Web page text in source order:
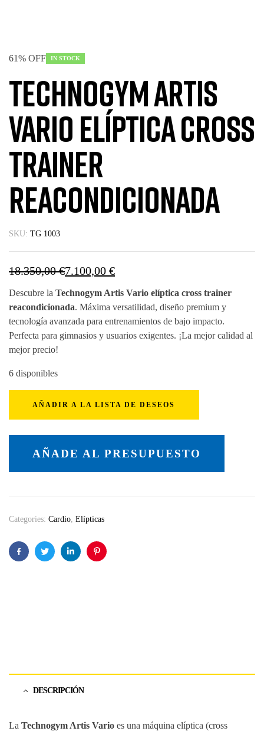
61% OFF IN STOCK
Technogym Artis
Vario Elíptica Cross
Trainer
Reacondicionada
SKU: TG 1003
18.350,00€7.100,00 €
Descubre la Technogym Artis Vario elíptica cross trainer
reacondicionada. Máxima versatilidad, diseño premium y
tecnología avanzada para entrenamientos de bajo impacto.
Perfecta para gimnasios y usuarios exigentes. ¡La mejor calidad al
mejor precio!
6 disponibles
AÑADIR A LA LISTA DE DESEOS
AÑADE AL PRESUPUESTO
Categories: Cardio Elípticas
FacebookTwitter LinkedinPinterest
DESCRIPCIÓN
La Technogym Artis Vario es una máquina elíptica (cross